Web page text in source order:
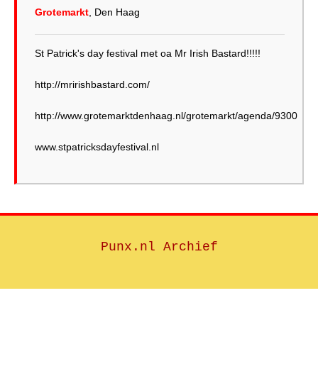
Grotemarkt , Den Haag
St Patrick's day festival met oa Mr Irish Bastard!!!!!
http://mririshbastard.com/
http://www.grotemarktdenhaag.nl/grotemarkt/agenda/9300
Punx.nl Archief